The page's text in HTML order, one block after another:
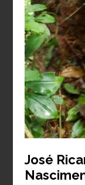
José
ATUAL